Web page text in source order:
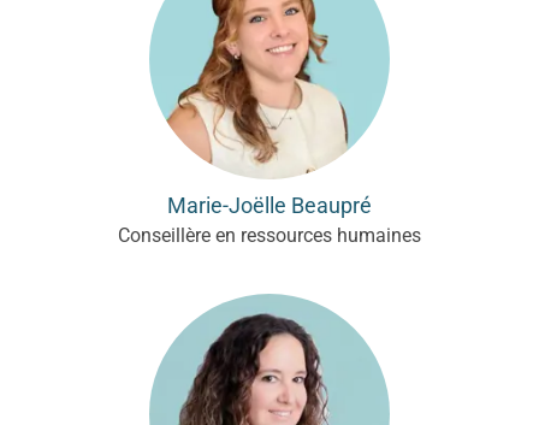
Marie-Joëlle Beaupré
Conseillère en ressources humaines